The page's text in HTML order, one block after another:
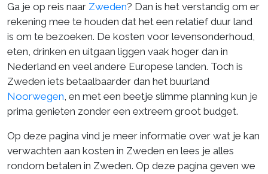
Ga je op reis naar Zweden? Dan is het verstandig om er
rekening mee te houden dat het een relatief duur land
is om te bezoeken. De kosten voor levensonderhoud,
eten, drinken en uitgaan liggen vaak hoger dan in
Nederland en veel andere Europese landen. Toch is
Zweden iets betaalbaarder dan het buurland
Noorwegen, en met een beetje slimme planning kun je
prima genieten zonder een extreem groot budget.
Op deze pagina vind je meer informatie over wat je kan
verwachten aan kosten in Zweden en lees je alles
rondom betalen in Zweden. Op deze pagina geven we